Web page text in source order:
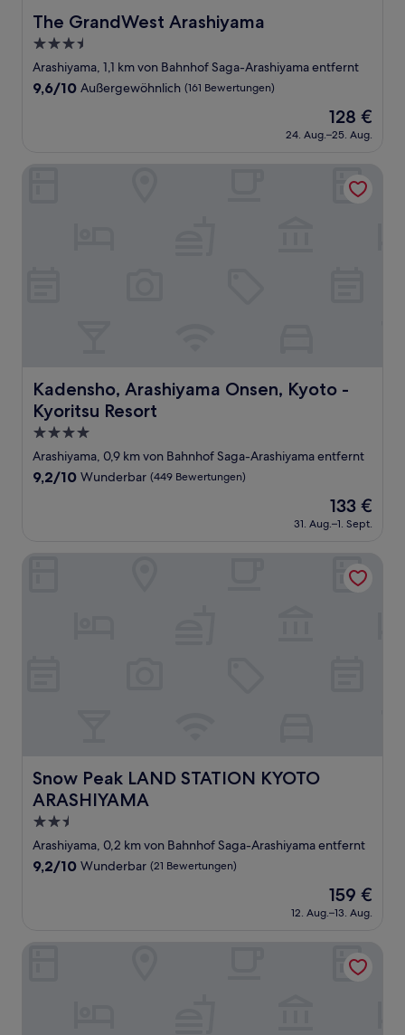
The GrandWest Arashiyama
The GrandWest Arashiyama
3.5-
Sterne-
Unterkunft
Arashiyama, 1,1 km von Bahnhof Saga-Arashiyama entfernt
9.6
Bewertungen)
9,6/10 Außergewöhnlich (161 Bewertungen)
Der
Preis
beträgt
128 €
24. Aug.–25. Aug.
Kadensho, Arashiyama Onsen, Kyoto -
Kyoritsu Resort
Kadensho, Arashiyama Onsen, Kyoto - Kyoritsu Resort
4.0-
Sterne-
Unterkunft
Arashiyama, 0,9 km von Bahnhof Saga-Arashiyama entfernt
9.2
Bewertungen)
9,2/10 Wunderbar (449 Bewertungen)
Der
Preis
beträgt
133 €
31. Aug.–1. Sept.
Kadensho, Arashiyama Onsen, Kyoto - Kyoritsu Resort
Snow Peak LAND STATION KYOTO
ARASHIYAMA
Snow Peak LAND STATION KYOTO ARASHIYAMA
2.5-
Sterne-
Unterkunft
Arashiyama, 0,2 km von Bahnhof Saga-Arashiyama entfernt
9.2
Bewertungen)
9,2/10 Wunderbar (21 Bewertungen)
Der
Preis
beträgt
159 €
12. Aug.–13. Aug.